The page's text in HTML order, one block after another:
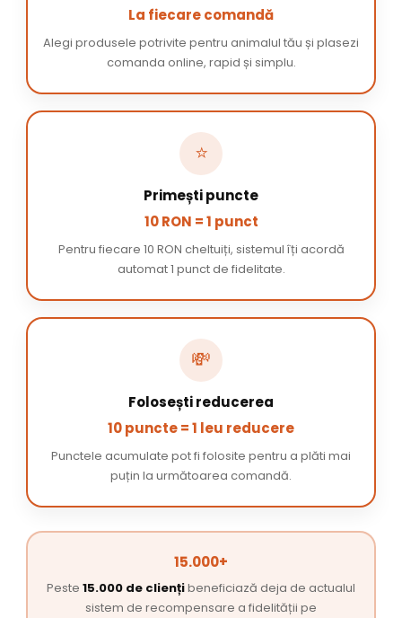
La fiecare comandă
Alegi produsele potrivite pentru animalul tău și plasezi
comanda online, rapid și simplu.
⭐
Primești puncte
10 RON = 1 punct
Pentru fiecare 10 RON cheltuiți, sistemul îți acordă
automat 1 punct de fidelitate.
💸
Folosești reducerea
10 puncte = 1 leu reducere
Punctele acumulate pot fi folosite pentru a plăti mai
puțin la următoarea comandă.
15.000+
Peste 15.000 de cliențibeneficiază deja de actualul
sistem de recompensare a fidelității pe